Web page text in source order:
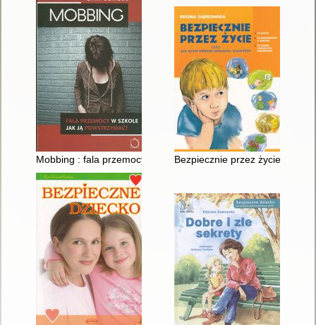
Mobbing : fala przemocy w szkole jak ją powstrzymać?
Bezpiecznie przez życie czyli